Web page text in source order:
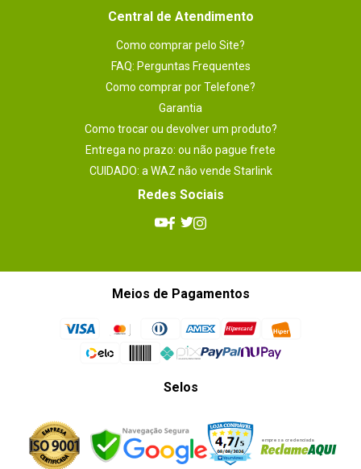
Central de Atendimento
Como comprar pelo Site?
FAQ: Perguntas Frequentes
Como comprar por Telefone?
Garantia
Como trocar ou devolver um produto?
Entrega no prazo: ou não pague frete
CUIDADO: a WAZ não vende Starlink
Redes Sociais
Meios de Pagamentos
Selos